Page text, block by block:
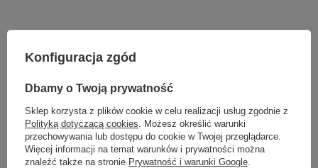
Potrzebujesz pomocy? Masz pytania lub
chcesz lepszą cenę?
Konfiguracja zgód
Dbamy o Twoją prywatność
Sklep korzysta z plików cookie w celu realizacji usług zgodnie z
Polityką dotyczącą cookies . Możesz określić warunki
przechowywania lub dostępu do cookie w Twojej przeglądarce.
Więcej informacji na temat warunków i prywatności można
znaleźć także na stronie Prywatność i warunki Google